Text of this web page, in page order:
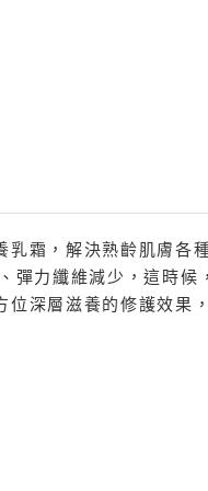
霜，解決熟齡肌膚各
彈力纖維減少，這時候
深層滋養的修護效果